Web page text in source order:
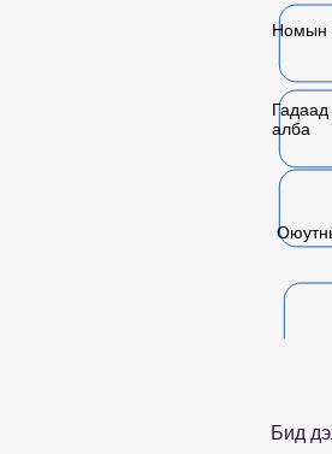
Номын
алба
Бид